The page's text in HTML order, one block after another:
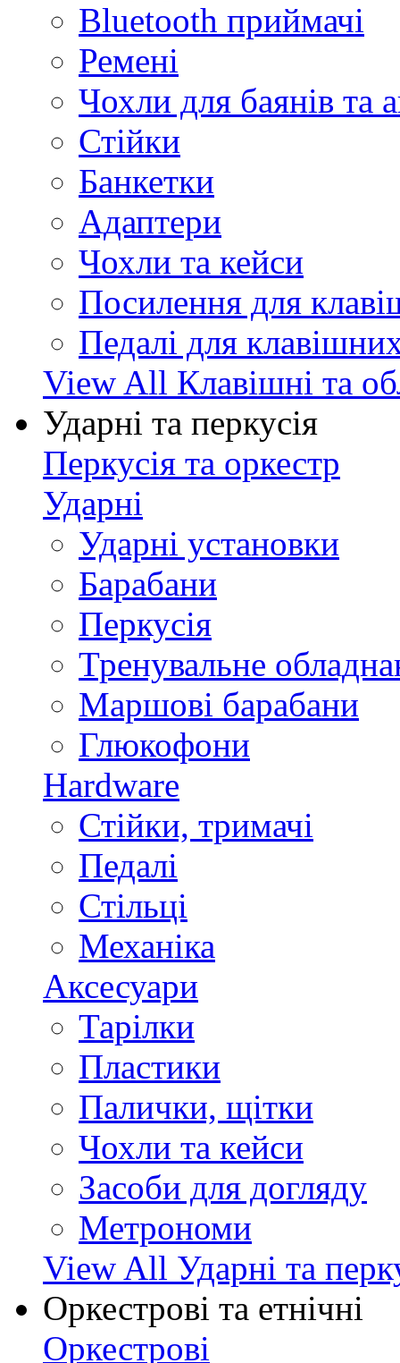
Bluetooth приймачі
Ремені
Чохли для баянів та
Стійки
Банкетки
Адаптери
Чохли та кейси
Посилення для
Педалі для
View All Клавішні та
Ударні та перкусія
Перкусія та оркестр
Ударні
Ударні установки
Барабани
Перкусія
Тренувальне
Маршові барабани
Глюкофони
Hardware
Стійки, тримачі
Педалі
Стільці
Механіка
Аксесуари
Тарілки
Пластики
Палички, щітки
Чохли та кейси
Засоби для догляду
Метрономи
View All Ударні та
Оркестрові та етнічні
Оркестрові